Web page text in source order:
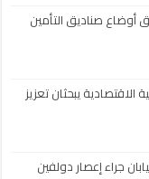
أوضاع صناديق التأمين
الاقتصادية يبحثان تعزيز
جراء إعصار دولفين